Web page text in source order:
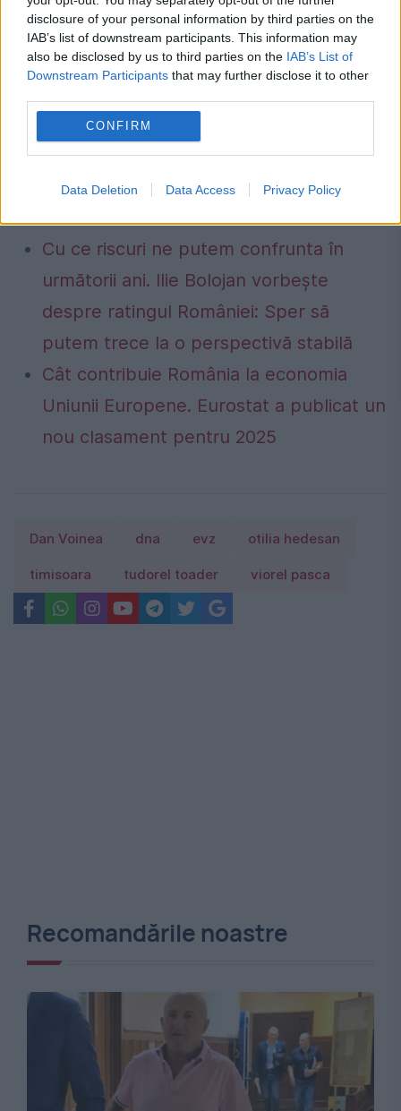
disclosure of your personal information by third parties on the
IAB’s list of downstream participants. This information may
also be disclosed by us to third parties on the IAB’s List of
Downstream Participants that may further disclose it to other
CONFIRM
Data Deletion Data Access Privacy Policy
din Iași, expert evaluator în cadrul
Consiliului Național al Cercetării Științifice și
membru al CNATDCU - Comisia de
specialitate pentru confirmarea titlurilor de
profesor universitar. Drept urmare, este
doctoratul Laurei Kovesi.
Cu ce riscuri ne putem confrunta în
următorii ani. Ilie Bolojan vorbește
despre ratingul României: Sper să
putem trece la o perspectivă stabilă
Cât contribuie România la economia
Uniunii Europene. Eurostat a publicat un
nou clasament pentru 2025
Dan Voinea dna evz otilia hedesan
timisoara tudorel toader viorel pasca
Recomandările noastre